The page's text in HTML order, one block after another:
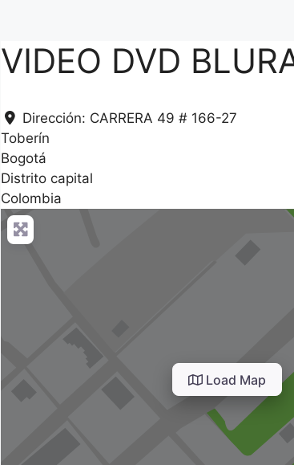
VIDEO DVD
Dirección: CARRERA 49 # 166-27
Toberín
Bogotá
Distrito capital
Colombia
Load Map